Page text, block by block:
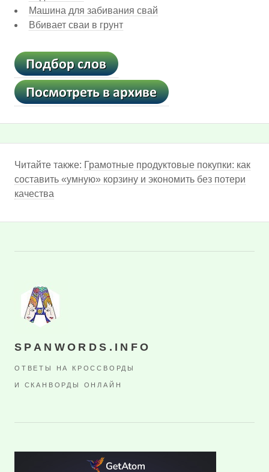
Машина для забивания свай
Вбивает сваи в грунт
Читайте также: Грамотные продуктовые покупки: как
составить «умную» корзину и экономить без потери
качества
SPANWORDS.INFO
ОТВЕТЫ НА КРОССВОРДЫ
И СКАНВОРДЫ ОНЛАЙН